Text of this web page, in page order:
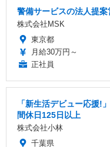
警備サービスの法人提
株式会社MSK
東京都
月給30万円～
正社員
「新生活デビュー応援!
間休日125日以上
株式会社小林
千葉県